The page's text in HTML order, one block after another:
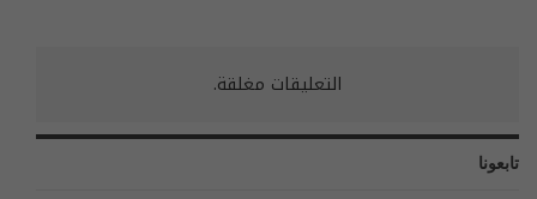
التعليقات مغلقة.
تابعونا